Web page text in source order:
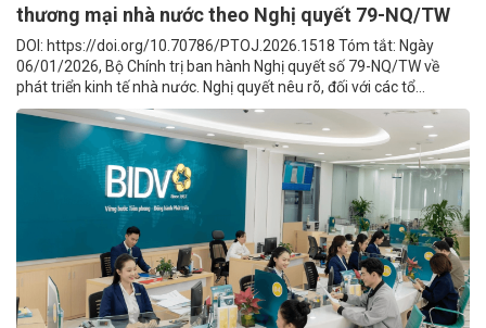
thương mại nhà nước theo Nghị quyết 79-NQ/TW
DOI: https://doi.org/10.70786/PTOJ.2026.1518 Tóm tắt: Ngày
06/01/2026, Bộ Chính trị ban hành Nghị quyết số 79-NQ/TW về
phát triển kinh tế nhà nước. Nghị quyết nêu rõ, đối với các tổ...